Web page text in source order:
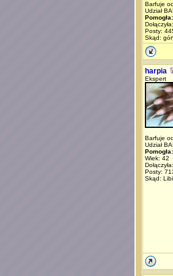
Barfuje
Udział
Pomogła:
Posty:
Skąd:
harpia
Ekspert
Barfuje
Udział
Pomogła:
Wiek: 42
Posty:
Skąd: